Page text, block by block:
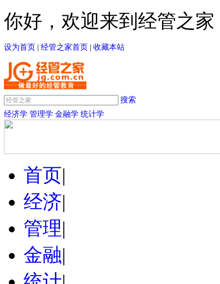
你好，欢迎来到经管之家
设为首页 | 经管之家首页 | 收藏本站
搜索
经济学 管理学 金融学 统计学
首页|
经济|
管理|
金融|